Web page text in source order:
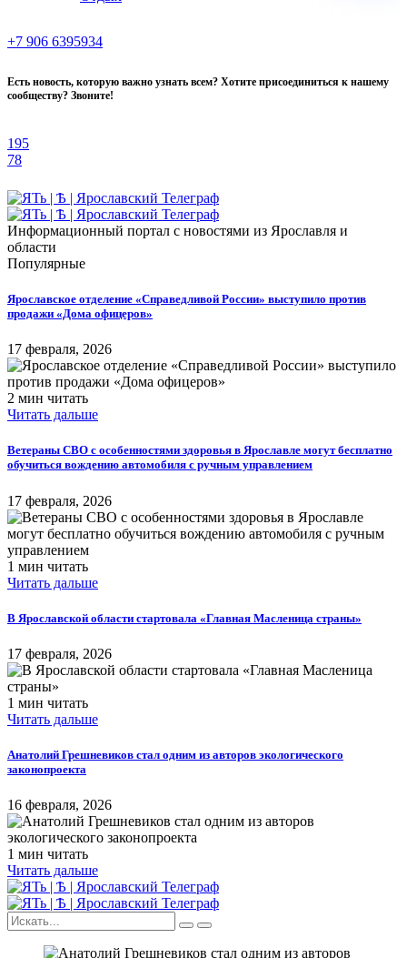
+7 906 6395934
Есть новость, которую важно узнать всем? Хотите присоединиться к нашему
сообществу? Звоните!
195
78
Информационный портал с новостями из Ярославля и
области
Популярные
Ярославское отделение «Справедливой России» выступило против
продажи «Дома офицеров»
17 февраля, 2026
2 мин читать
Читать дальше
Ветераны СВО с особенностями здоровья в Ярославле могут бесплатно
обучиться вождению автомобиля с ручным управлением
17 февраля, 2026
1 мин читать
Читать дальше
​В Ярославской области стартовала «Главная Масленица страны»
17 февраля, 2026
1 мин читать
Читать дальше
Анатолий Грешневиков стал одним из авторов экологического
законопроекта
16 февраля, 2026
1 мин читать
Читать дальше